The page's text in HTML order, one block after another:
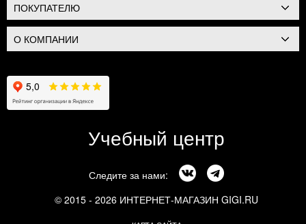
ПОКУПАТЕЛЮ
О КОМПАНИИ
Учебный центр
Следите за нами:
© 2015 - 2026 ИНТЕРНЕТ-МАГАЗИН GIGI.RU